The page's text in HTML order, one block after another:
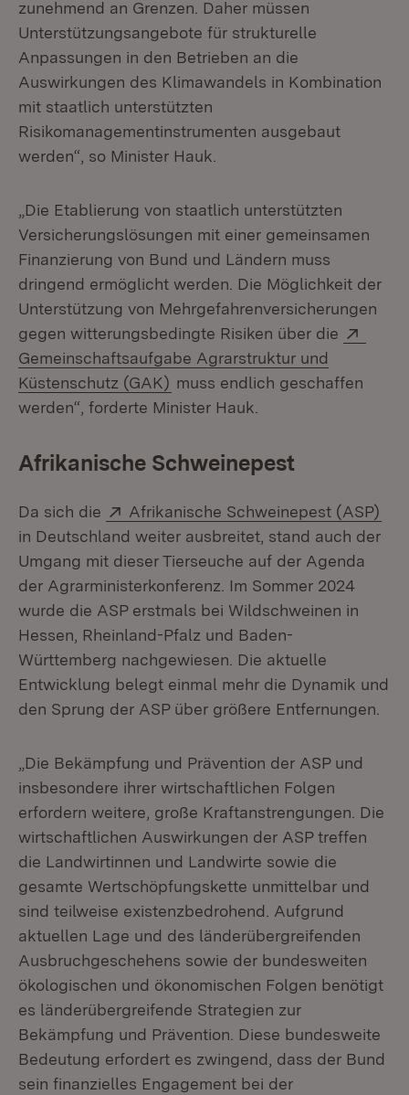
zunehmend an Grenzen. Daher müssen
Unterstützungsangebote für strukturelle
Anpassungen in den Betrieben an die
Auswirkungen des Klimawandels in Kombination
mit staatlich unterstützten
Risikomanagementinstrumenten ausgebaut
werden“, so Minister Hauk.
„Die Etablierung von staatlich unterstützten
Versicherungslösungen mit einer gemeinsamen
Finanzierung von Bund und Ländern muss
dringend ermöglicht werden. Die Möglichkeit der
Unterstützung von Mehrgefahrenversicherungen
gegen witterungsbedingte Risiken über die
Gemeinschaftsaufgabe Agrarstruktur und
Küstenschutz (GAK) (Öffnet in neuem Fenster)
muss endlich geschaffen
werden“, forderte Minister Hauk.
Afrikanische Schweinepest
Da sich die Extern:
Afrikanische Schweinepest (ASP)
in Deutschland weiter ausbreitet, stand auch der
Umgang mit dieser Tierseuche auf der Agenda
der Agrarministerkonferenz. Im Sommer 2024
wurde die ASP erstmals bei Wildschweinen in
Hessen, Rheinland-Pfalz und Baden-
Württemberg nachgewiesen. Die aktuelle
Entwicklung belegt einmal mehr die Dynamik und
den Sprung der ASP über größere Entfernungen.
„Die Bekämpfung und Prävention der ASP und
insbesondere ihrer wirtschaftlichen Folgen
erfordern weitere, große Kraftanstrengungen. Die
wirtschaftlichen Auswirkungen der ASP treffen
die Landwirtinnen und Landwirte sowie die
gesamte Wertschöpfungskette unmittelbar und
sind teilweise existenzbedrohend. Aufgrund
aktuellen Lage und des länderübergreifenden
Ausbruchgeschehens sowie der bundesweiten
ökologischen und ökonomischen Folgen benötigt
es länderübergreifende Strategien zur
Bekämpfung und Prävention. Diese bundesweite
Bedeutung erfordert es zwingend, dass der Bund
sein finanzielles Engagement bei der